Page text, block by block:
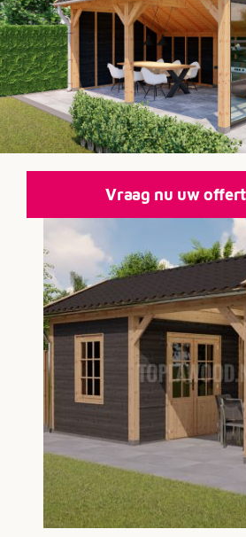
Vraag nu uw